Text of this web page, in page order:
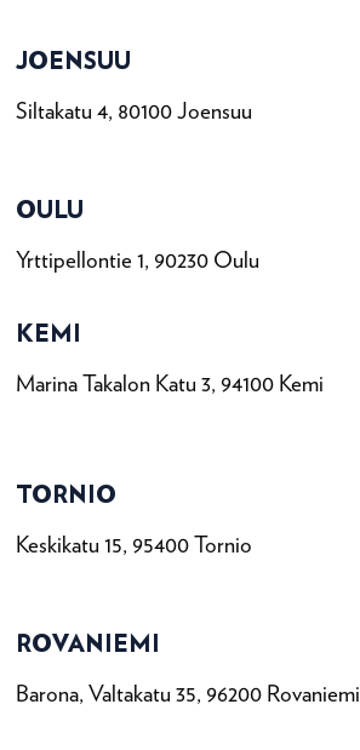
JOENSUU
Siltakatu 4, 80100 Joensuu
OULU
Yrttipellontie 1, 90230 Oulu
KEMI
Marina Takalon Katu 3, 94100 Kemi
TORNIO
Keskikatu 15, 95400 Tornio
ROVANIEMI
Barona, Valtakatu 35, 96200 Rovaniemi